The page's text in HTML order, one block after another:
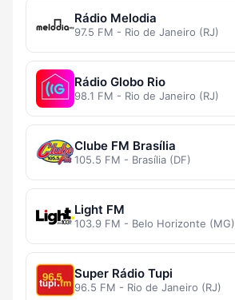
Rádio Melodia
97.5 FM - Rio de Janeiro (RJ)
Rádio Globo Rio
98.1 FM - Rio de Janeiro (RJ)
Clube FM Brasília
105.5 FM - Brasília (DF)
Light FM
103.9 FM - Belo Horizonte (MG)
Super Rádio Tupi
96.5 FM - Rio de Janeiro (RJ)